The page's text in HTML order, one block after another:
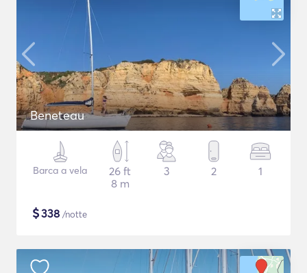
Beneteau
Barca a vela
26 ft
8 m
3 2 1
$338 /notte